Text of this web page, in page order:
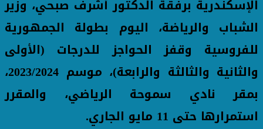
الإسكندرية برفقة الدكتور أشرف صبحي، وزير
الشباب والرياضة، اليوم بطولة الجمهورية
للفروسية وقفز الحواجز للدرجات (الأولى
والثانية والثالثة والرابعة)، موسم 2023/2024،
بمقر نادي سموحة الرياضي، والمقرر
استمرارها حتى 11 مايو الجاري.